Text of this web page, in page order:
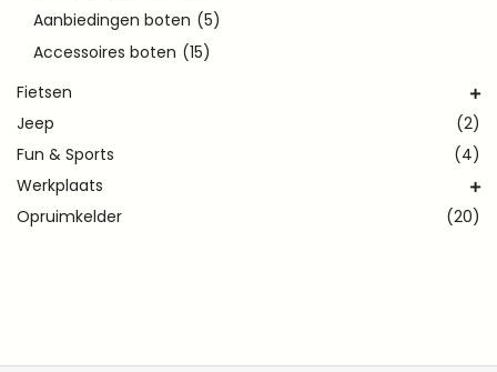
Aanbiedingen boten (5)
Accessoires boten (15)
Fietsen
Jeep
(2)
Fun & Sports
(4)
Werkplaats
Opruimkelder
(20)